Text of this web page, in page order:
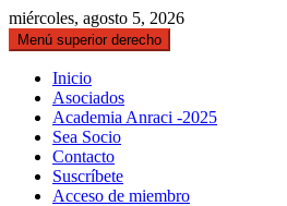
Saltar
al
contenido
miércoles, agosto 5, 2026
Menú superior derecho
Inicio
Asociados
Academia Anraci -2025
Sea Socio
Contacto
Suscríbete
Acceso de miembro